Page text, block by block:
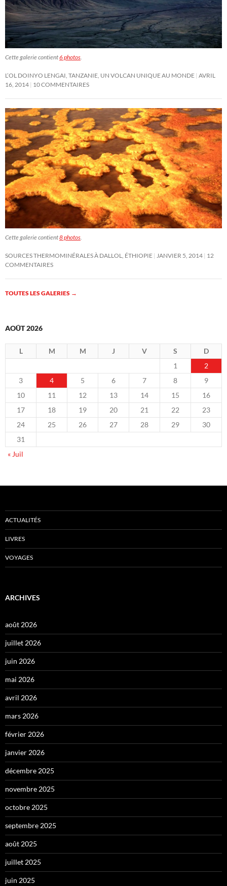
Cette galerie contient6 photos
L’OL DOINYO LENGAI, TANZANIE, UN VOLCAN UNIQUE AU MONDE AVRIL
16, 2014 10 COMMENTAIRES
Cette galerie contient8 photos
SOURCES THERMOMINÉRALES À DALLOL, ÉTHIOPIE JANVIER 5, 2014 12
COMMENTAIRES
TOUTES LES GALERIES →
AOÛT 2026
L M M J V S
D
1
2
3
4 5 6 7 8
9
10
11 12 13 14 15
16
17
18 19 20 21 22
23
24
25 26 27 28 29
30
31
« Juil
ACTUALITÉS
LIVRES
VOYAGES
ARCHIVES
août 2026
juillet 2026
juin 2026
mai 2026
avril 2026
mars 2026
février 2026
janvier 2026
décembre 2025
novembre 2025
octobre 2025
septembre 2025
août 2025
juillet 2025
juin 2025